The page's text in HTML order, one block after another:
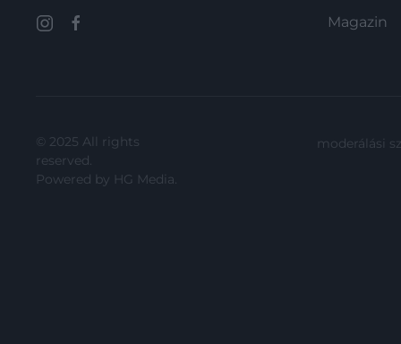
Magazin
© 2025 All rights
reserved.
Powered by HG Media.
moderálási